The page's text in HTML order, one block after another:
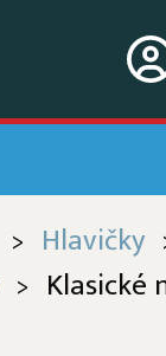
> Hlavičky
> Klasické